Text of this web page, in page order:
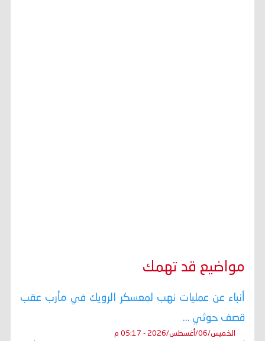
مواضيع قد تهمك
أنباء عن عمليات نهب لمعسكر الرويك في مأرب عقب
قصف حوثي ...
الخميس/06/أغسطس/2026 - 05:17 م